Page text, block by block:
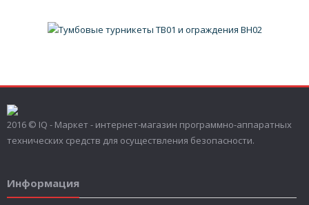
2016 © IQ - Маркет - интернет-магазин программно-аппаратных
технических средств для осуществления безопасности.
Информация